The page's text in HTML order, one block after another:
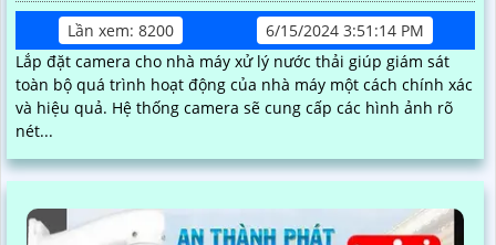
Lần xem: 8200
6/15/2024 3:51:14 PM
Lắp đặt camera cho nhà máy xử lý nước thải giúp giám sát
toàn bộ quá trình hoạt động của nhà máy một cách chính xác
và hiệu quả. Hệ thống camera sẽ cung cấp các hình ảnh rõ
nét...